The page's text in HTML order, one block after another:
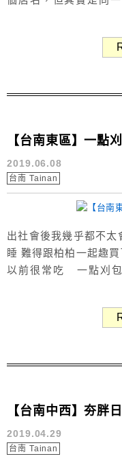
麵、養生燉品、切盤
【台南東區】一點
2019.06.08
台南 Tainan
出社會後我幾乎都不
睡 難得跟柏柏一起趣
以前很常吃 一點刈
得到的美食 我們這天
【台南中西】夯胖
2019.04.29
台南 Tainan